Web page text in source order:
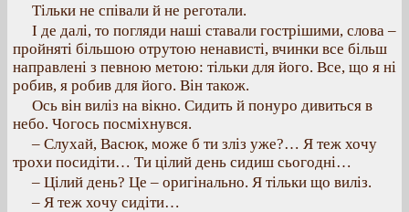
Тільки не співали й не реготали.
І де далі, то погляди наші ставали гострішими, слова –
пройняті більшою отрутою ненависті, вчинки все більш
направлені з певною метою: тільки для його. Все, що я ні
робив, я робив для його. Він також.
Ось він виліз на вікно. Сидить й понуро дивиться в
небо. Чогось посміхнувся.
– Слухай, Васюк, може б ти зліз уже?… Я теж хочу
трохи посидіти… Ти цілий день сидиш сьогодні…
– Цілий день? Це – оригінально. Я тільки що виліз.
– Я теж хочу сидіти…